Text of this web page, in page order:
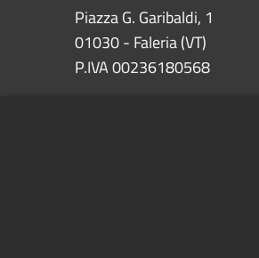
Piazza G. Garibaldi, 1
01030 - Faleria (VT)
P.IVA 00236180568
Ccp 11639010 –